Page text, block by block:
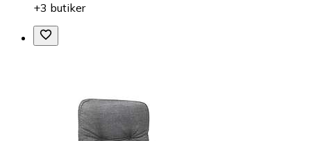
+3 butiker